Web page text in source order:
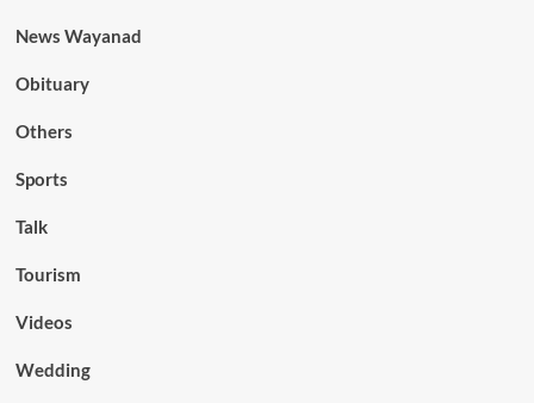
News Wayanad
Obituary
Others
Sports
Talk
Tourism
Videos
Wedding